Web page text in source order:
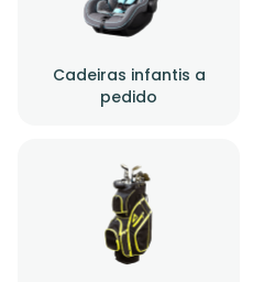
Cadeiras infantis a
pedido